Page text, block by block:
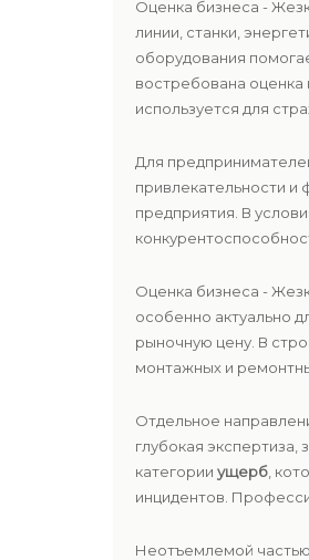
Оценка бизнеса -
линии, станки,
оборудования
востребована оценка
используется для
Для
привлекательности и
предприятия. В
Оценка бизнеса -
особенно актуально
рыночную цену. В
монтажных и
Отдельное
глубокая
категории ущерб ,
инцидентов.
Неотъемлемой